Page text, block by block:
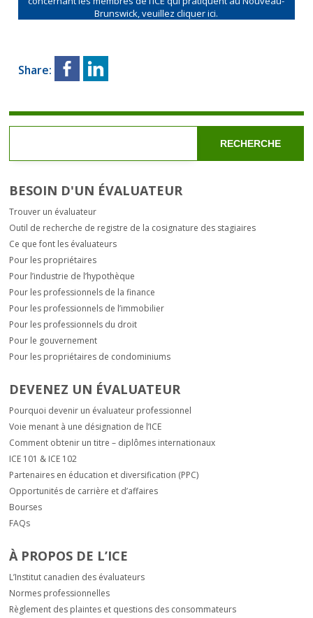
Brunswick, veuillez cliquer ici.
Share:
RECHERCHE
BESOIN D'UN ÉVALUATEUR
Trouver un évaluateur
Outil de recherche de registre de la cosignature des stagiaires
Ce que font les évaluateurs
Pour les propriétaires
Pour l’industrie de l’hypothèque
Pour les professionnels de la finance
Pour les professionnels de l’immobilier
Pour les professionnels du droit
Pour le gouvernement
Pour les propriétaires de condominiums
DEVENEZ UN ÉVALUATEUR
Pourquoi devenir un évaluateur professionnel
Voie menant à une désignation de l’ICE
Comment obtenir un titre – diplômes internationaux
ICE 101 & ICE 102
Partenaires en éducation et diversification (PPC)
Opportunités de carrière et d’affaires
Bourses
FAQs
À PROPOS DE L’ICE
L’Institut canadien des évaluateurs
Normes professionnelles
Règlement des plaintes et questions des consommateurs